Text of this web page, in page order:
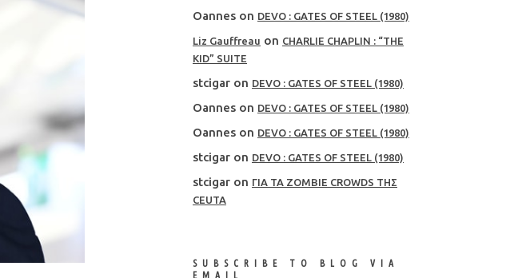
Oannes on DEVO : GATES OF STEEL (1980)
Liz Gauffreau on CHARLIE CHAPLIN : “THE
KID” SUITE
stcigar on DEVO : GATES OF STEEL (1980)
Oannes on DEVO : GATES OF STEEL (1980)
Oannes on DEVO : GATES OF STEEL (1980)
stcigar on DEVO : GATES OF STEEL (1980)
stcigar on ΓΙΑ ΤΑ ZOMBIE CROWDS ΤΗΣ
CEUTA
SUBSCRIBE TO BLOG VIA
EMAIL